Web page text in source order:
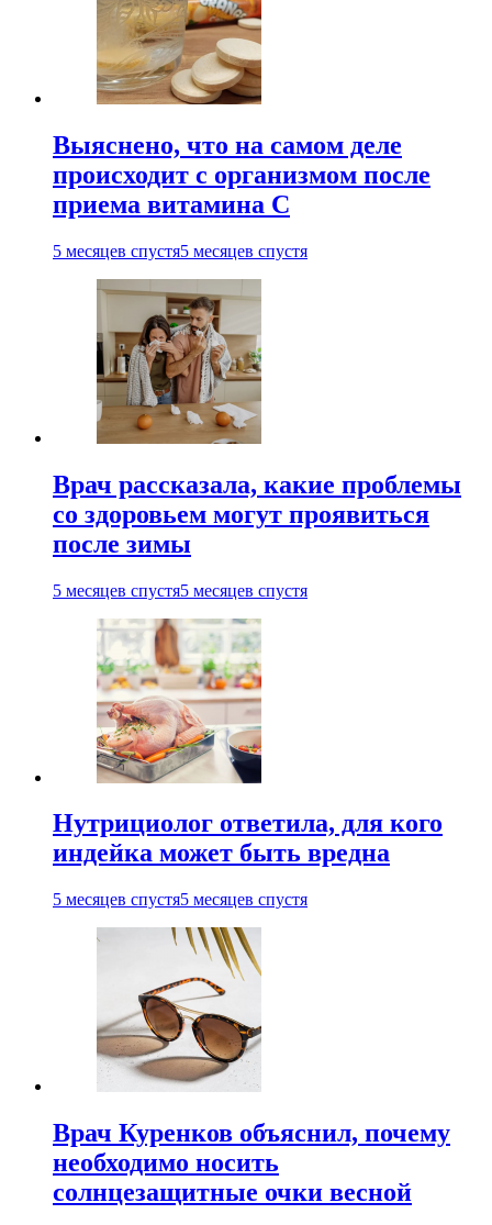
Выяснено, что на самом деле
происходит с организмом после
приема витамина С
5 месяцев спустя5 месяцев спустя
Врач рассказала, какие проблемы
со здоровьем могут проявиться
после зимы
5 месяцев спустя5 месяцев спустя
Нутрициолог ответила, для кого
индейка может быть вредна
5 месяцев спустя5 месяцев спустя
Врач Куренков объяснил, почему
необходимо носить
солнцезащитные очки весной